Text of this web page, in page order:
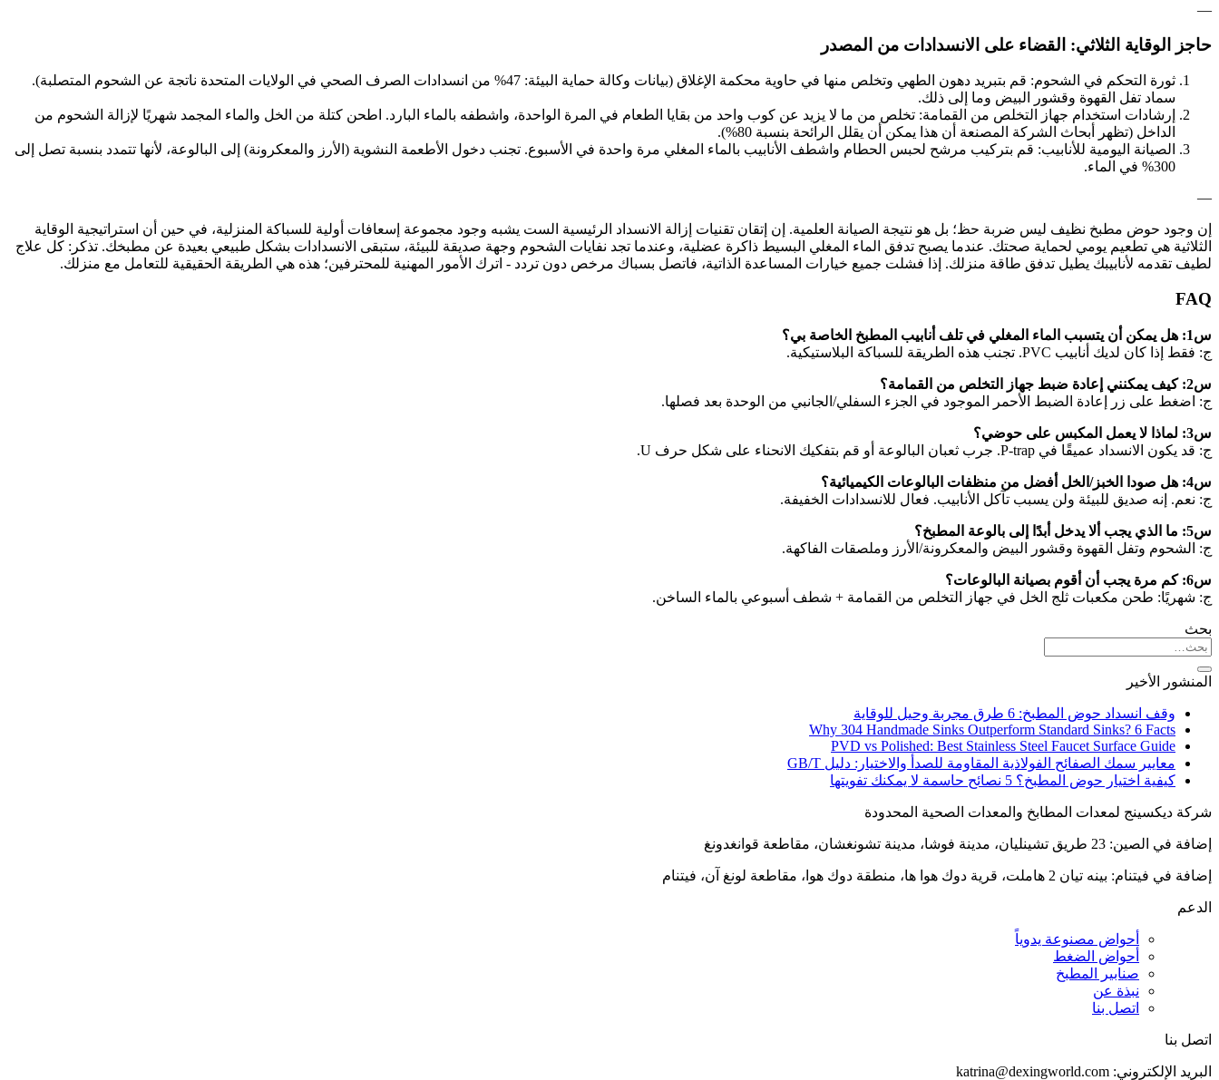
—
حاجز الوقاية الثلاثي: القضاء على الانسدادات من المصدر
ثورة التحكم في الشحوم: قم بتبريد دهون الطهي وتخلص منها في حاوية محكمة الإغلاق (بيانات وكالة حماية البيئة: 47% من انسدادات الصرف الصحي في الولايات المتحدة ناتجة عن الشحوم المتصلبة).
سماد تفل القهوة وقشور البيض وما إلى ذلك.
إرشادات استخدام جهاز التخلص من القمامة: تخلص من ما لا يزيد عن كوب واحد من بقايا الطعام في المرة الواحدة، واشطفه بالماء البارد. اطحن كتلة من الخل والماء المجمد شهريًا لإزالة الشحوم من
الداخل (تظهر أبحاث الشركة المصنعة أن هذا يمكن أن يقلل الرائحة بنسبة 80%).
الصيانة اليومية للأنابيب: قم بتركيب مرشح لحبس الحطام واشطف الأنابيب بالماء المغلي مرة واحدة في الأسبوع. تجنب دخول الأطعمة النشوية (الأرز والمعكرونة) إلى البالوعة، لأنها تتمدد بنسبة تصل إلى
300% في الماء.
—
إن وجود حوض مطبخ نظيف ليس ضربة حظ؛ بل هو نتيجة الصيانة العلمية. إن إتقان تقنيات إزالة الانسداد الرئيسية الست يشبه وجود مجموعة إسعافات أولية للسباكة المنزلية، في حين أن استراتيجية الوقاية
الثلاثية هي تطعيم يومي لحماية صحتك. عندما يصبح تدفق الماء المغلي البسيط ذاكرة عضلية، وعندما تجد نفايات الشحوم وجهة صديقة للبيئة، ستبقى الانسدادات بشكل طبيعي بعيدة عن مطبخك. تذكر: كل علاج
لطيف تقدمه لأنابيبك يطيل تدفق طاقة منزلك. إذا فشلت جميع خيارات المساعدة الذاتية، فاتصل بسباك مرخص دون تردد - اترك الأمور المهنية للمحترفين؛ هذه هي الطريقة الحقيقية للتعامل مع منزلك.
FAQ
س1: هل يمكن أن يتسبب الماء المغلي في تلف أنابيب المطبخ الخاصة بي؟
ج: فقط إذا كان لديك أنابيب PVC. تجنب هذه الطريقة للسباكة البلاستيكية.
س2: كيف يمكنني إعادة ضبط جهاز التخلص من القمامة؟
ج: اضغط على زر إعادة الضبط الأحمر الموجود في الجزء السفلي/الجانبي من الوحدة بعد فصلها.
س3: لماذا لا يعمل المكبس على حوضي؟
ج: قد يكون الانسداد عميقًا في P-trap. جرب ثعبان البالوعة أو قم بتفكيك الانحناء على شكل حرف U.
س4: هل صودا الخبز/الخل أفضل من منظفات البالوعات الكيميائية؟
ج: نعم. إنه صديق للبيئة ولن يسبب تآكل الأنابيب. فعال للانسدادات الخفيفة.
س5: ما الذي يجب ألا يدخل أبدًا إلى بالوعة المطبخ؟
ج: الشحوم وتفل القهوة وقشور البيض والمعكرونة/الأرز وملصقات الفاكهة.
س6: كم مرة يجب أن أقوم بصيانة البالوعات؟
ج: شهريًا: طحن مكعبات ثلج الخل في جهاز التخلص من القمامة + شطف أسبوعي بالماء الساخن.
بحث
المنشور الأخير
وقف انسداد حوض المطبخ: 6 طرق مجربة وحيل للوقاية
Why 304 Handmade Sinks Outperform Standard Sinks? 6 Facts
PVD vs Polished: Best Stainless Steel Faucet Surface Guide
معايير سمك الصفائح الفولاذية المقاومة للصدأ والاختيار: دليل GB/T
كيفية اختيار حوض المطبخ؟ 5 نصائح حاسمة لا يمكنك تفويتها
شركة ديكسينج لمعدات المطابخ والمعدات الصحية المحدودة
إضافة في الصين: 23 طريق تشينليان، مدينة فوشا، مدينة تشونغشان، مقاطعة قوانغدونغ
إضافة في فيتنام: بينه تيان 2 هاملت، قرية دوك هوا ها، منطقة دوك هوا، مقاطعة لونغ آن، فيتنام
الدعم
أحواض مصنوعة يدوياً
أحواض الضغط
صنابير المطبخ
نبذة عن
اتصل بنا
اتصل بنا
البريد الإلكتروني: katrina@dexingworld.com